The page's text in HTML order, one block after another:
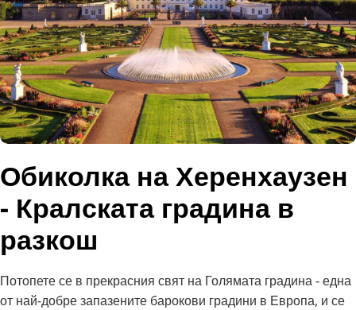
Обиколка на Херенхаузен
- Кралската градина в
разкош
Потопете се в прекрасния свят на Голямата градина - една
от най-добре запазените барокови градини в Европа, и се